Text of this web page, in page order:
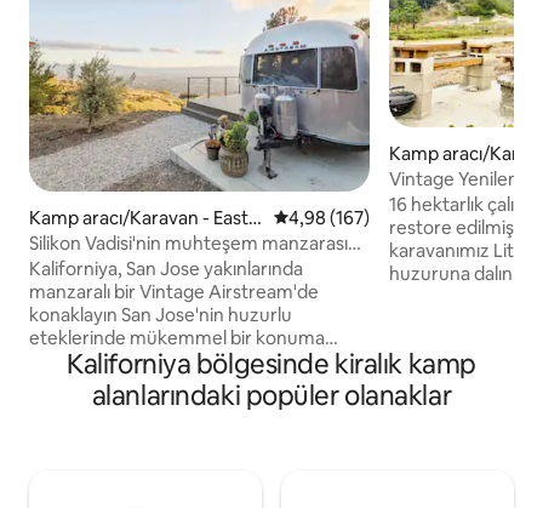
Kamp aracı/Karavan - East S
an Jose
5 üzerinden ortalama 4,98
4,98 (167)
Silikon Vadisi'nin muhteşem manzarasına
sahip Airstream
Kaliforniya, San Jose yakınlarında
manzaralı bir Vintage Airstream'de
konaklayın San Jose'nin huzurlu
eteklerinde mükemmel bir konuma
sahip, güzelce restore edilmiş vintage
Airstream'imize kaçın. Silikon Vadisi'nin
göbeğine sadece birkaç dakika
Kamp aracı/
oc
Vintage
Çiftlik
16 hektarlık
restore edilmiş
karavanımız Little
huzuruna dalın.
çevrili, aydınlık
ışıklar, prizler ve
bağlantısı.
Kaliforniya bölgesinde kiralık kamp
alanlarındaki popüler olanaklar